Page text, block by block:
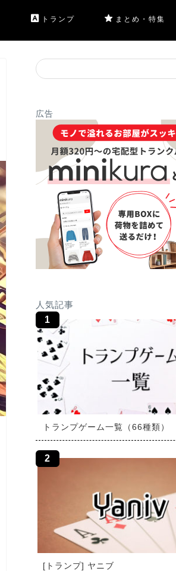
トランプ まとめ・特集
広告
人気記事
トランプゲーム一覧（66種類）
[トランプ] ヤニブ